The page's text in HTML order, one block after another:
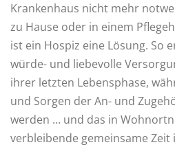
Krankenhaus nicht mehr
zu Hause oder in einem
ist ein Hospiz eine Lösung. So
würde- und liebevolle
ihrer letzten Lebensphase,
und Sorgen der An- und
werden … und das in
verbleibende gemeinsame